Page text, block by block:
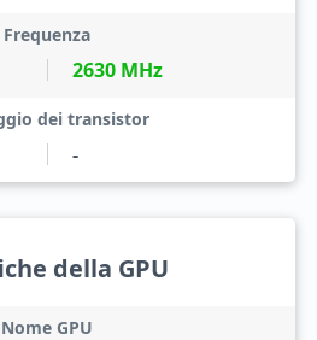
Frequenza
2630 MHz
dei transistor
-
della GPU
Nome GPU